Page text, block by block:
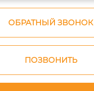
ОБРАТНЫЙ ЗВОНОК
ПОЗВОНИТЬ